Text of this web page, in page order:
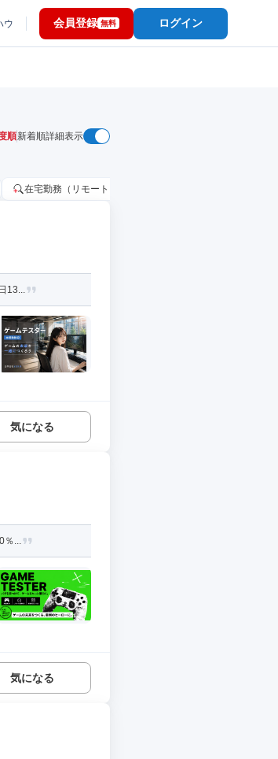
ウ 会員登録 無料 ログイン
順新着順詳細表示
在宅勤務（リモートワーク）OK
13...
気になる
％...
気になる